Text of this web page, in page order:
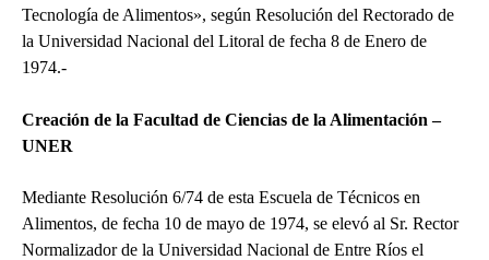
Tecnología de Alimentos», según Resolución del Rectorado de
la Universidad Nacional del Litoral de fecha 8 de Enero de
1974.-
Creación de la Facultad de Ciencias de la Alimentación –
UNER
Mediante Resolución 6/74 de esta Escuela de Técnicos en
Alimentos, de fecha 10 de mayo de 1974, se elevó al Sr. Rector
Normalizador de la Universidad Nacional de Entre Ríos el